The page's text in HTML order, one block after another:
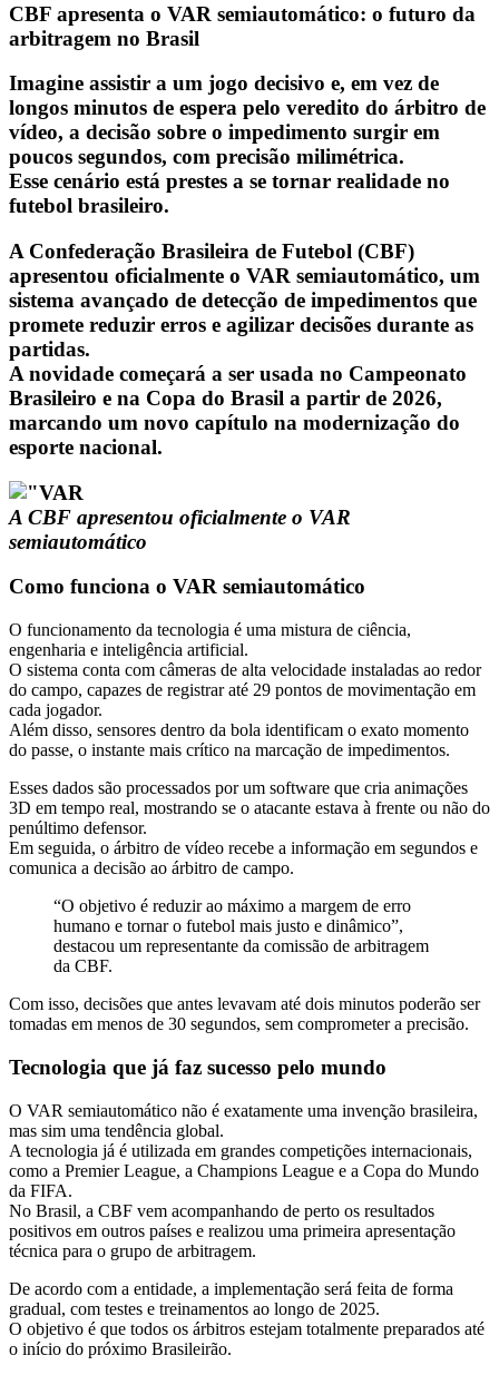
CBF apresenta o VAR semiautomático: o futuro da
arbitragem no Brasil
Imagine assistir a um jogo decisivo e, em vez de
longos minutos de espera pelo veredito do árbitro de
vídeo, a decisão sobre o impedimento surgir em
poucos segundos, com precisão milimétrica.
Esse cenário está prestes a se tornar realidade no
futebol brasileiro.
A Confederação Brasileira de Futebol (CBF)
apresentou oficialmente o VAR semiautomático, um
sistema avançado de detecção de impedimentos que
promete reduzir erros e agilizar decisões durante as
partidas.
A novidade começará a ser usada no Campeonato
Brasileiro e na Copa do Brasil a partir de 2026,
marcando um novo capítulo na modernização do
esporte nacional.
A CBF apresentou oficialmente o VAR
semiautomático
Como funciona o VAR semiautomático
O funcionamento da tecnologia é uma mistura de ciência,
engenharia e inteligência artificial.
O sistema conta com câmeras de alta velocidade instaladas ao redor
do campo, capazes de registrar até 29 pontos de movimentação em
cada jogador.
Além disso, sensores dentro da bola identificam o exato momento
do passe, o instante mais crítico na marcação de impedimentos.
Esses dados são processados por um software que cria animações
3D em tempo real, mostrando se o atacante estava à frente ou não do
penúltimo defensor.
Em seguida, o árbitro de vídeo recebe a informação em segundos e
comunica a decisão ao árbitro de campo.
“O objetivo é reduzir ao máximo a margem de erro
humano e tornar o futebol mais justo e dinâmico”,
destacou um representante da comissão de arbitragem
da CBF.
Com isso, decisões que antes levavam até dois minutos poderão ser
tomadas em menos de 30 segundos, sem comprometer a precisão.
Tecnologia que já faz sucesso pelo mundo
O VAR semiautomático não é exatamente uma invenção brasileira,
mas sim uma tendência global.
A tecnologia já é utilizada em grandes competições internacionais,
como a Premier League, a Champions League e a Copa do Mundo
da FIFA.
No Brasil, a CBF vem acompanhando de perto os resultados
positivos em outros países e realizou uma primeira apresentação
técnica para o grupo de arbitragem.
De acordo com a entidade, a implementação será feita de forma
gradual, com testes e treinamentos ao longo de 2025.
O objetivo é que todos os árbitros estejam totalmente preparados até
o início do próximo Brasileirão.